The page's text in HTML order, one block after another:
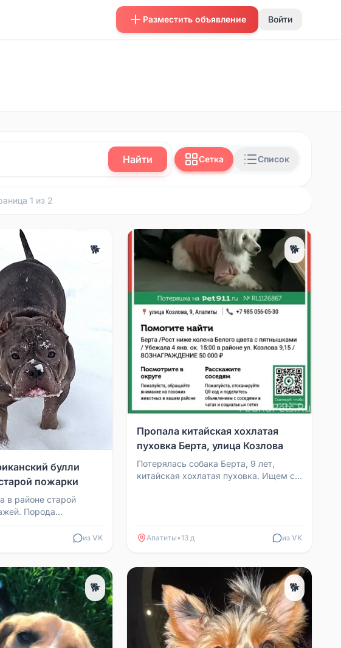
Разместить объявление Войти
Найти Сетка Список
1 из 2
🐕
булли
пожарки
в районе старой
Порода
но без...
из VK
🐕
Пропала китайская хохлатая
пуховка Берта, улица Козлова
Потерялась собака Берта, 9 лет,
китайская хохлатая пуховка. Ищем с
Апатиты•13 д из VK
🐕 🐕